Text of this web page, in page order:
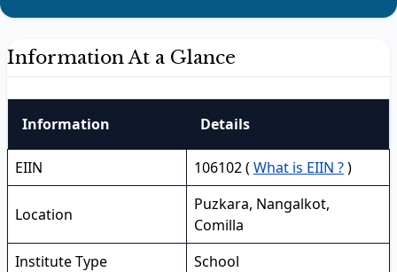
Information At a Glance
Information Details
EIIN 106102 ( What is EIIN ?)
Location
Puzkara, Nangalkot,
Comilla
Institute Type
School